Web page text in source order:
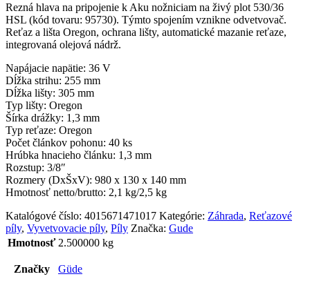
Rezná hlava na pripojenie k Aku nožniciam na živý plot 530/36
HSL (kód tovaru: 95730). Týmto spojením vznikne odvetvovač.
Reťaz a lišta Oregon, ochrana lišty, automatické mazanie reťaze,
integrovaná olejová nádrž.
Napájacie napätie: 36 V
Dĺžka strihu: 255 mm
Dĺžka lišty: 305 mm
Typ lišty: Oregon
Šírka drážky: 1,3 mm
Typ reťaze: Oregon
Počet článkov pohonu: 40 ks
Hrúbka hnacieho článku: 1,3 mm
Rozstup: 3/8″
Rozmery (DxŠxV): 980 x 130 x 140 mm
Hmotnosť netto/brutto: 2,1 kg/2,5 kg
Katalógové číslo: 4015671471017 Kategórie: Záhrada, Reťazové
píly, Vyvetvovacie píly, Píly Značka: Gude
Hmotnosť 2.500000 kg
Značky Güde